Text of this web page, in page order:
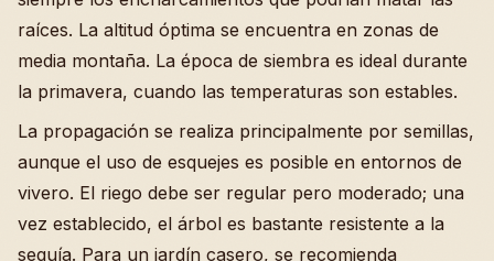
raíces. La altitud óptima se encuentra en zonas de
media montaña. La época de siembra es ideal durante
la primavera, cuando las temperaturas son estables.
La propagación se realiza principalmente por semillas,
aunque el uso de esquejes es posible en entornos de
vivero. El riego debe ser regular pero moderado; una
vez establecido, el árbol es bastante resistente a la
sequía. Para un jardín casero, se recomienda